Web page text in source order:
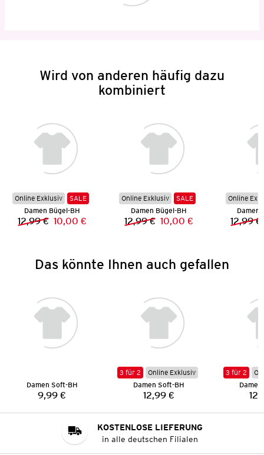
Wird von anderen häufig dazu
kombiniert
Online Exklusiv
SALE
Damen Bügel-BH
Vorheriger Preis:
12,99 € Neuer Preis:
10,00 €
Online Exklusiv
SALE
Damen Bügel-BH
Vorheriger Preis:
12,99 € Neuer Preis:
10,00 €
Online
Damen
12,99 €
Das könnte Ihnen auch gefallen
Damen Soft-BH
Preis:
9,99 €
3 für 2
Online Exklusiv
Damen Soft-BH
Preis:
12,99 €
3 für 2
KOSTENLOSE LIEFERUNG
in alle deutschen Filialen